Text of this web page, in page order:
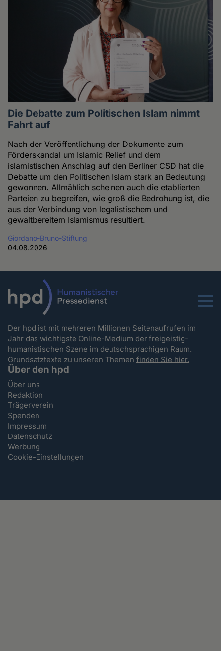
Die Debatte zum Politischen Islam nimmt
Fahrt auf
Nach der Veröffentlichung der Dokumente zum
Förderskandal um Islamic Relief und dem
islamistischen Anschlag auf den Berliner CSD hat die
Debatte um den Politischen Islam stark an Bedeutung
gewonnen. Allmählich scheinen auch die etablierten
Parteien zu begreifen, wie groß die Bedrohung ist, die
aus der Verbindung von legalistischem und
gewaltbereitem Islamismus resultiert.
Giordano-Bruno-Stiftung
04.08.2026
Menu
Der hpd ist mit mehreren Millionen Seitenaufrufen im
Jahr das wichtigste Online-Medium der freigeistig-
humanistischen Szene im deutschsprachigen Raum.
Grundsatztexte zu unseren Themenfinden Sie hier.
Über den hpd
Über uns
Redaktion
Trägerverein
Spenden
Impressum
Datenschutz
Werbung
Cookie-Einstellungen